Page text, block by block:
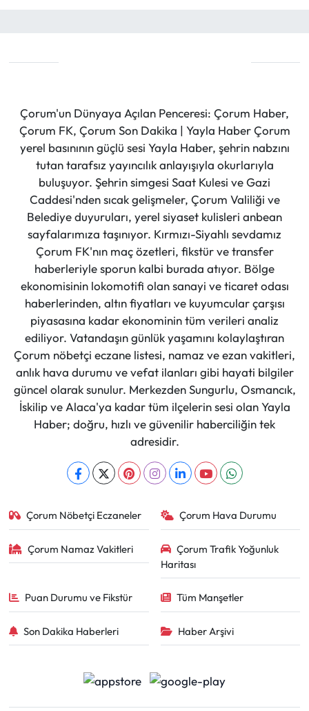
Çorum'un Dünyaya Açılan Penceresi: Çorum Haber,
Çorum FK, Çorum Son Dakika | Yayla Haber Çorum
yerel basınının güçlü sesi Yayla Haber, şehrin nabzını
tutan tarafsız yayıncılık anlayışıyla okurlarıyla
buluşuyor. Şehrin simgesi Saat Kulesi ve Gazi
Caddesi'nden sıcak gelişmeler, Çorum Valiliği ve
Belediye duyuruları, yerel siyaset kulisleri anbean
sayfalarımıza taşınıyor. Kırmızı-Siyahlı sevdamız
Çorum FK'nın maç özetleri, fikstür ve transfer
haberleriyle sporun kalbi burada atıyor. Bölge
ekonomisinin lokomotifi olan sanayi ve ticaret odası
haberlerinden, altın fiyatları ve kuyumcular çarşısı
piyasasına kadar ekonominin tüm verileri analiz
ediliyor. Vatandaşın günlük yaşamını kolaylaştıran
Çorum nöbetçi eczane listesi, namaz ve ezan vakitleri,
anlık hava durumu ve vefat ilanları gibi hayati bilgiler
güncel olarak sunulur. Merkezden Sungurlu, Osmancık,
İskilip ve Alaca'ya kadar tüm ilçelerin sesi olan Yayla
Haber; doğru, hızlı ve güvenilir haberciliğin tek
adresidir.
Çorum Nöbetçi Eczaneler Çorum Hava Durumu
Çorum Namaz Vakitleri
Çorum Trafik Yoğunluk
Haritası
Puan Durumu ve Fikstür Tüm Manşetler
Son Dakika Haberleri Haber Arşivi